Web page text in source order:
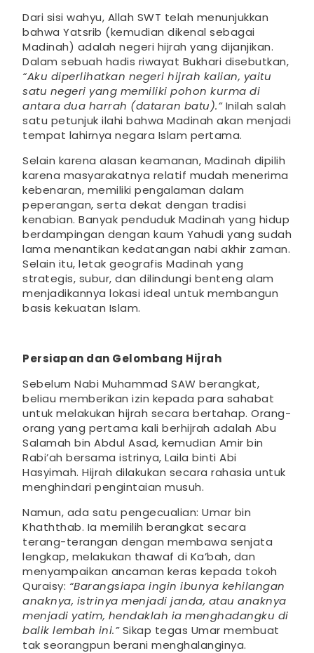
Dari sisi wahyu, Allah SWT telah menunjukkan
bahwa Yatsrib (kemudian dikenal sebagai
Madinah) adalah negeri hijrah yang dijanjikan.
Dalam sebuah hadis riwayat Bukhari disebutkan,
“Aku diperlihatkan negeri hijrah kalian, yaitu
satu negeri yang memiliki pohon kurma di
antara dua harrah (dataran batu).”Inilah salah
satu petunjuk ilahi bahwa Madinah akan menjadi
tempat lahirnya negara Islam pertama.
Selain karena alasan keamanan, Madinah dipilih
karena masyarakatnya relatif mudah menerima
kebenaran, memiliki pengalaman dalam
peperangan, serta dekat dengan tradisi
kenabian. Banyak penduduk Madinah yang hidup
berdampingan dengan kaum Yahudi yang sudah
lama menantikan kedatangan nabi akhir zaman.
Selain itu, letak geografis Madinah yang
strategis, subur, dan dilindungi benteng alam
menjadikannya lokasi ideal untuk membangun
basis kekuatan Islam.
Persiapan dan Gelombang Hijrah
Sebelum Nabi Muhammad SAW berangkat,
beliau memberikan izin kepada para sahabat
untuk melakukan hijrah secara bertahap. Orang-
orang yang pertama kali berhijrah adalah Abu
Salamah bin Abdul Asad, kemudian Amir bin
Rabi’ah bersama istrinya, Laila binti Abi
Hasyimah. Hijrah dilakukan secara rahasia untuk
menghindari pengintaian musuh.
Namun, ada satu pengecualian: Umar bin
Khaththab. Ia memilih berangkat secara
terang-terangan dengan membawa senjata
lengkap, melakukan thawaf di Ka’bah, dan
menyampaikan ancaman keras kepada tokoh
Quraisy: “Barangsiapa ingin ibunya kehilangan
anaknya, istrinya menjadi janda, atau anaknya
menjadi yatim, hendaklah ia menghadangku di
balik lembah ini.”Sikap tegas Umar membuat
tak seorangpun berani menghalanginya.